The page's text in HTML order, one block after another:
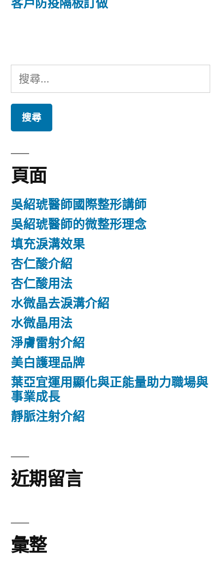
覽客戶防疫隔板訂做
搜
尋
鍵
字:
頁面
吳紹琥醫師國際整形講師
吳紹琥醫師的微整形理念
填充淚溝效果
杏仁酸介紹
杏仁酸用法
水微晶去淚溝介紹
水微晶用法
淨膚雷射介紹
美白護理品牌
葉亞宜運用顯化與正能量助力職場與
事業成長
靜脈注射介紹
近期留言
彙整